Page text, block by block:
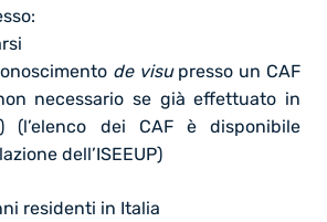
de visupresso un CAF
necessario se già effettuato in
(l’elenco dei CAF è disponibile
dell’ISEEUP)
residenti in Italia